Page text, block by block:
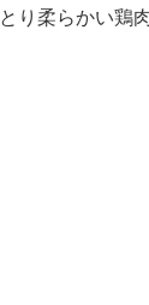
り柔らかい鶏